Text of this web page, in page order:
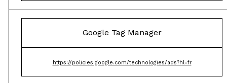
Google Tag Manager
https://policies.google.com/technologies/ads?hl=fr